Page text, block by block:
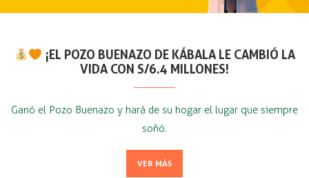
¡EL POZO BUENAZO DE KÁBALA LE CAMBIÓ LA
VIDA CON S/6.4 MILLONES!
Ganó el Pozo Buenazo y hará de su hogar el lugar que siempre
soñó.
VER MÁS